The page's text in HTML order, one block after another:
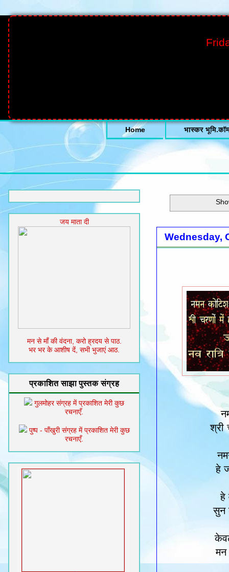
Home भास्कर
Wednesday,
श्री
हे
हे
सुन
मन
जय माता दी
मन से माँ की वंदना, करो ह्रदय से पाठ.
भर भर के आशीष दें, सभी भुजाएं आठ.
प्रकाशित साझा पुस्तक संग्रह
गुलमोहर संग्रह में प्रकाशित मेरी कुछ
रचनाएँ.
पुष्प - पाँखुरी संग्रह में प्रकाशित मेरी कुछ
रचनाएँ.